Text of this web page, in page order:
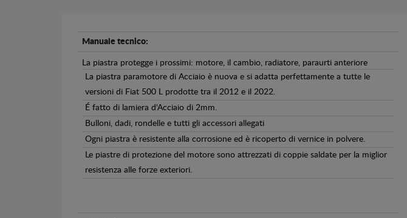
Manuale tecnico:
La piastra protegge i prossimi: motore, il cambio, radiatore, paraurti anteriore
La piastra paramotore di Acciaio è nuova e si adatta perfettamente a tutte le
versioni di Fiat 500 L prodotte tra il 2012 e il 2022.
É fatto di lamiera d'Acciaio di 2mm.
Bulloni, dadi, rondelle e tutti gli accessori allegati
Ogni piastra è resistente alla corrosione ed è ricoperto di vernice in polvere.
Le piastre di protezione del motore sono attrezzati di coppie saldate per la miglior
resistenza alle forze exteriori.